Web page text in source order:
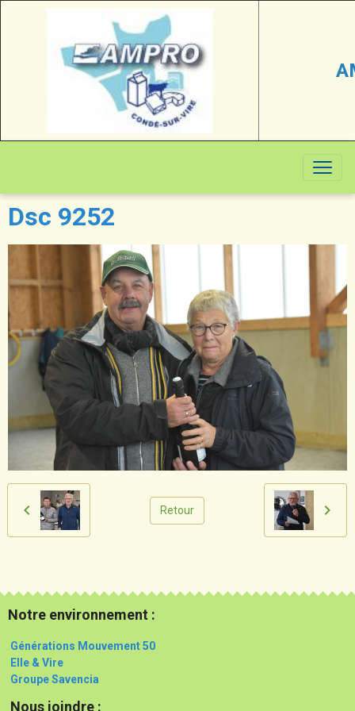
Dsc 9252
Retour
Notre environnement :
Générations Mouvement 50
Elle & Vire
Groupe Savencia
Nous joindre :